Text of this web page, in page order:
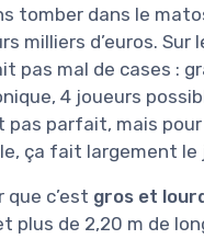
tomber dans le
milliers d’euros. Sur
pas mal de cases :
4 joueurs
pas parfait, mais
ça fait largement le
c’est gros et
plus de 2,20 m de